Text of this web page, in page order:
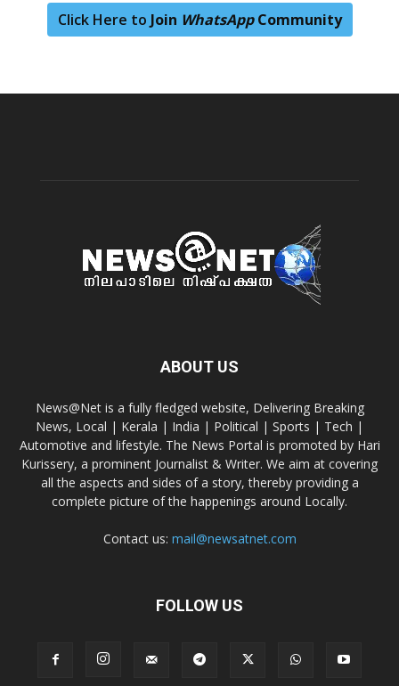
Click Here to Join WhatsAppCommunity
ABOUT US
News@Net is a fully fledged website, Delivering Breaking
News, Local | Kerala | India | Political | Sports | Tech |
Automotive and lifestyle. The News Portal is promoted by Hari
Kurissery, a prominent Journalist & Writer. We aim at covering
all the aspects and sides of a story, thereby providing a
complete picture of the happenings around Locally.
Contact us: mail@newsatnet.com
FOLLOW US